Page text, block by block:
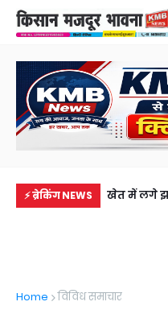
⚡ ब्रेकिंग NEWS
में से नहीं पहुंची एक
खेत में लगे
Home विविध समाचार